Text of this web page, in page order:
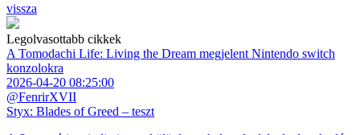
vissza
Legolvasottabb cikkek
A Tomodachi Life: Living the Dream megjelent Nintendo switch
konzolokra
2026-04-20 08:25:00
@FenrirXVII
Styx: Blades of Greed – teszt